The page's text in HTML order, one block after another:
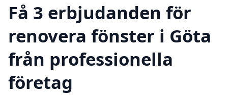
Få 3 erbjudanden för
renovera fönster i Göta
från professionella
företag